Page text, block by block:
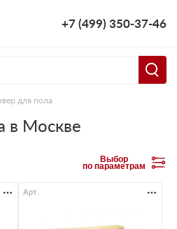
+7 (499) 350-37-46
для пола
в Москве
Выбор
по параметрам
Арт.